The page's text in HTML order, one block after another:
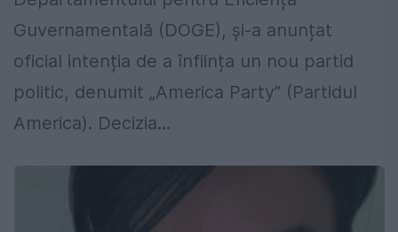
Guvernamentală (DOGE), și-a anunțat
oficial intenția de a înființa un nou partid
politic, denumit „America Party” (Partidul
America). Decizia...